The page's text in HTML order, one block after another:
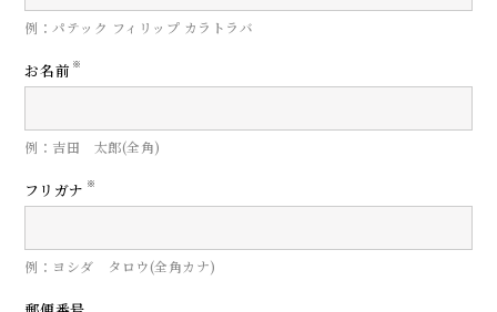
例：パテック フィリップ カラトラバ
お名前 ※
例：吉田 太郎(全角)
フリガナ ※
例：ヨシダ タロウ(全角カナ)